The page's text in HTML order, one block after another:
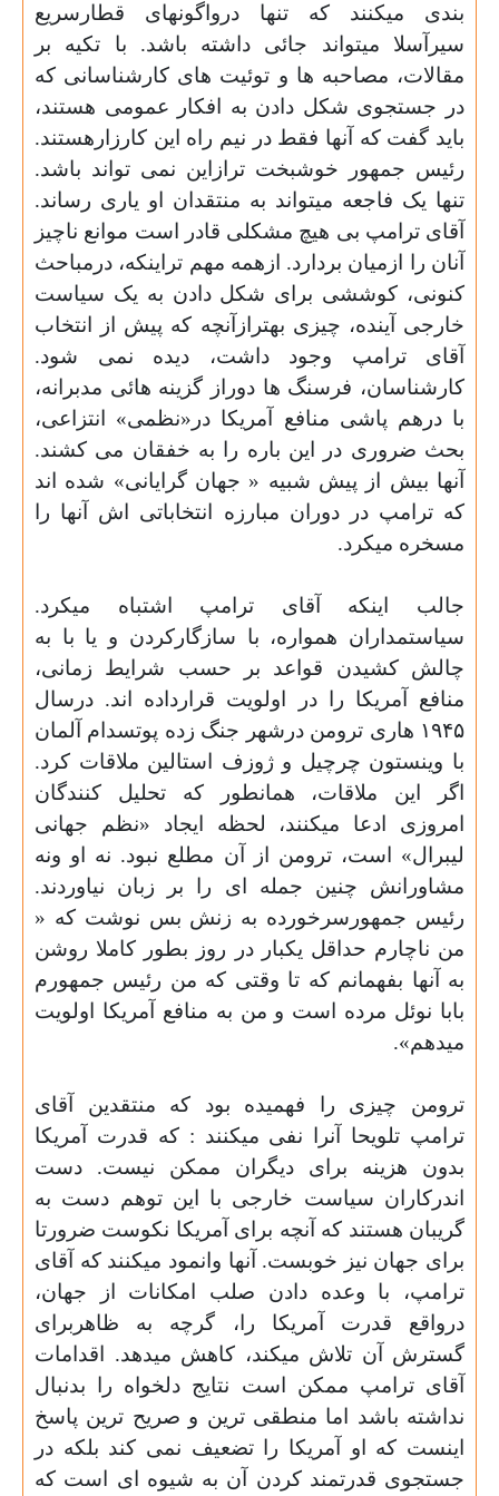
بندی میکنند که تنها درواگونهای قطارسریع
سیرآسلا میتواند جائی داشته باشد. با تکیه بر
مقالات، مصاحبه ها و توئیت های کارشناسانی که
در جستجوی شکل دادن به افکار عمومی هستند،
باید گفت که آنها فقط در نیم راه این کارزارهستند.
رئیس جمهور خوشبخت ترازاین نمی تواند باشد.
تنها یک فاجعه میتواند به منتقدان او یاری رساند.
آقای ترامپ بی هیچ مشکلی قادر است موانع ناچیز
آنان را ازمیان بردارد. ازهمه مهم تراینکه، درمباحث
کنونی، کوششی برای شکل دادن به یک سیاست
خارجی آینده، چیزی بهترازآنچه که پیش از انتخاب
آقای ترامپ وجود داشت، دیده نمی شود.
کارشناسان، فرسنگ ها دوراز گزینه هائی مدبرانه،
با درهم پاشی منافع آمریکا در«نظمی» انتزاعی،
بحث ضروری در این باره را به خفقان می کشند.
آنها بیش از پیش شبیه « جهان گرایانی» شده اند
که ترامپ در دوران مبارزه انتخاباتی اش آنها را
مسخره میکرد.
جالب اینکه آقای ترامپ اشتباه میکرد.
سیاستمداران همواره، با سازگارکردن و یا با به
چالش کشیدن قواعد بر حسب شرایط زمانی،
منافع آمریکا را در اولویت قرارداده اند. درسال
١٩۴۵ هاری ترومن درشهر جنگ زده پوتسدام آلمان
با وینستون چرچیل و ژوزف استالین ملاقات کرد.
اگر این ملاقات، همانطور که تحلیل کنندگان
امروزی ادعا میکنند، لحظه ایجاد «نظم جهانی
لیبرال» است، ترومن از آن مطلع نبود. نه او ونه
مشاورانش چنین جمله ای را بر زبان نیاوردند.
رئیس جمهورسرخورده به زنش بس نوشت که «
من ناچارم حداقل یکبار در روز بطور کاملا روشن
به آنها بفهمانم که تا وقتی که من رئیس جمهورم
بابا نوئل مرده است و من به منافع آمریکا اولویت
میدهم».
ترومن چیزی را فهمیده بود که منتقدین آقای
ترامپ تلویحا آنرا نفی میکنند : که قدرت آمریکا
بدون هزینه برای دیگران ممکن نیست. دست
اندرکاران سیاست خارجی با این توهم دست به
گریبان هستند که آنچه برای آمریکا نکوست ضرورتا
برای جهان نیز خوبست. آنها وانمود میکنند که آقای
ترامپ، با وعده دادن صلب امکانات از جهان،
درواقع قدرت آمریکا را، گرچه به ظاهربرای
گسترش آن تلاش میکند، کاهش میدهد. اقدامات
آقای ترامپ ممکن است نتایج دلخواه را بدنبال
نداشته باشد اما منطقی ترین و صریح ترین پاسخ
اینست که او آمریکا را تضعیف نمی کند بلکه در
جستجوی قدرتمند کردن آن به شیوه ای است که